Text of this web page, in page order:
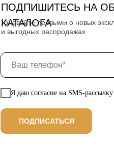
Я даю согласие на SMS-рассылку
ПОДПИСАТЬСЯ
ПОДПИШИТЕСЬ НА
КАТАЛОГА
Узнавайте первыми о новых
и выгодных распродажах